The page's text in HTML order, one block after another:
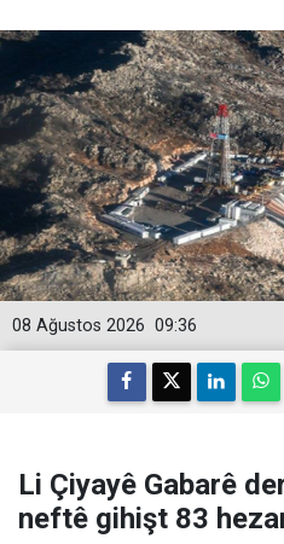
09:36
08 Ağustos 2026
Li Çiyayê Gabarê
neftê gihişt 83